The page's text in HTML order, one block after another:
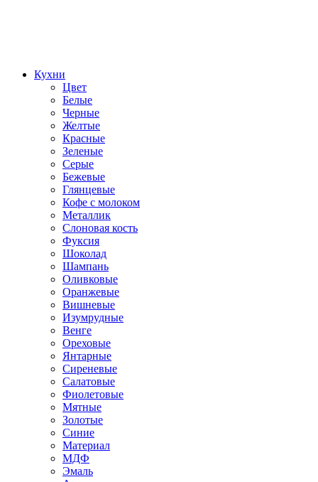
Кухни
Цвет
Белые
Черные
Желтые
Красные
Зеленые
Серые
Бежевые
Глянцевые
Кофе с молоком
Металлик
Слоновая кость
Фуксия
Шоколад
Шампань
Оливковые
Оранжевые
Вишневые
Изумрудные
Венге
Ореховые
Янтарные
Сиреневые
Салатовые
Фиолетовые
Мятные
Золотые
Синие
Материал
МДФ
Эмаль